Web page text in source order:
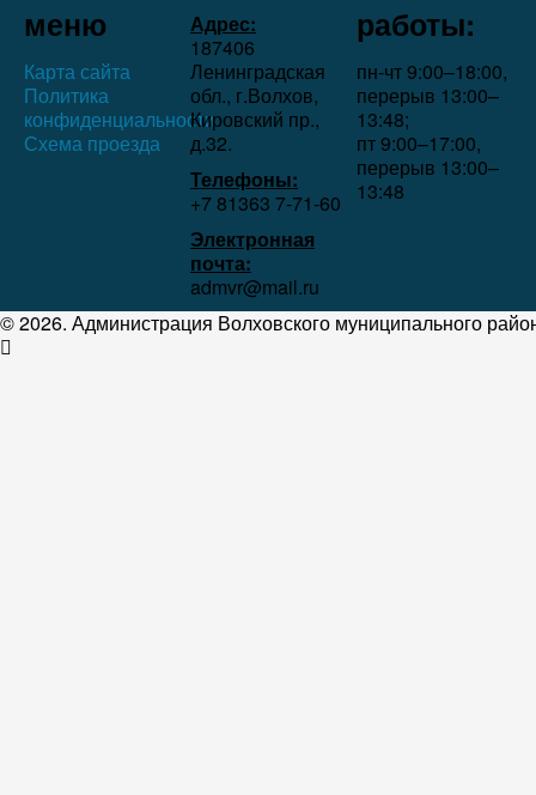
меню
Карта сайта
Политика
конфиденциальности
Схема проезда
Адрес:
187406
Ленинградская
обл., г.Волхов,
Кировский пр.,
д.32.
Телефоны:
+7 81363 7‑71-60
Электронная
почта:
admvr@mail.ru
работы:
пн-чт 9:00–18:00,
перерыв 13:00–
13:48;
пт 9:00–17:00,
перерыв 13:00–
13:48
© 2026. Администрация Волховского муниципального